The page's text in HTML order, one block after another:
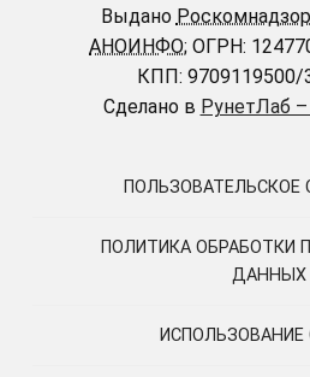
Выдано
АНОИНФО; ОГРН:
КПП: 9709119500/
Сделано в РунетЛаб
ПОЛЬЗОВАТЕЛЬСКОЕ
ПОЛИТИКА ОБРАБОТКИ
ДАННЫХ
ИСПОЛЬЗОВАНИЕ